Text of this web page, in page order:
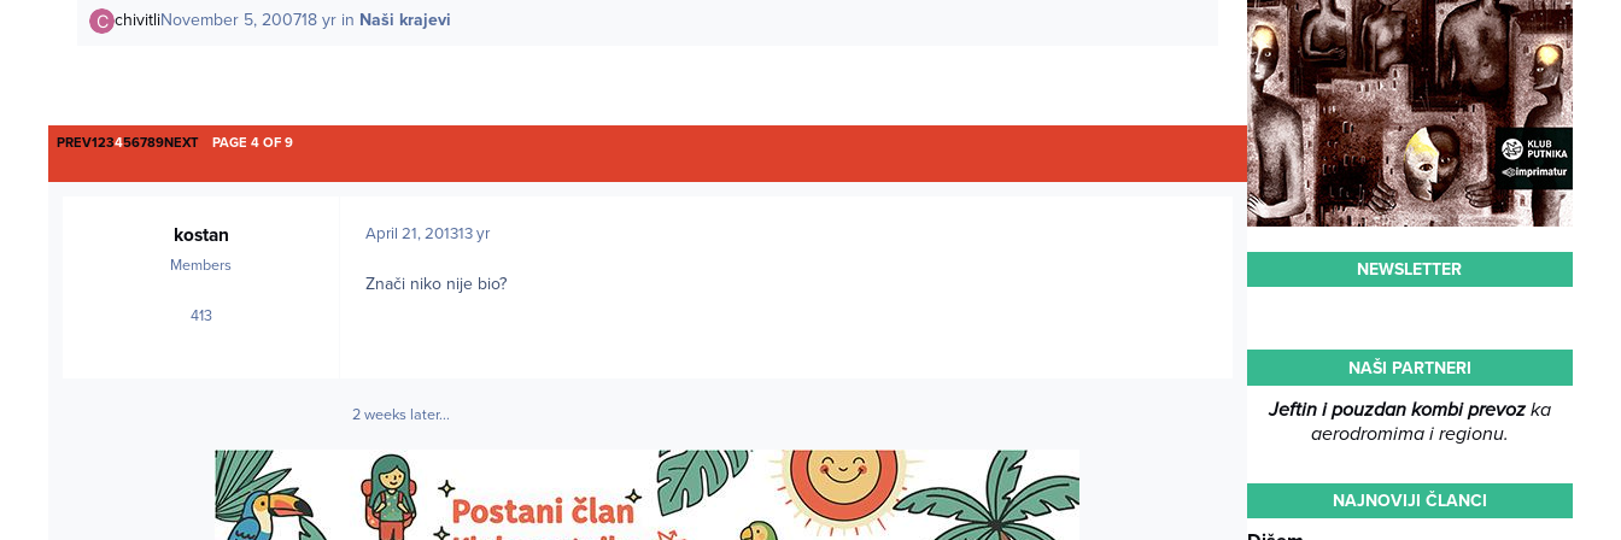
chivitliNovember 5, 200718 yrin Naši krajevi
FIRST PAGE
PREV123456789NEXTLAST PAGE
PAGE 4 OF 9
kostan
Members
413posts
April 21, 201313 yr
Znači niko nije bio?
2 weeks later...
NEWSLETTER
NAŠI PARTNERI
Jeftin i pouzdan kombi prevozka
aerodromima i regionu.
NAJNOVIJI ČLANCI